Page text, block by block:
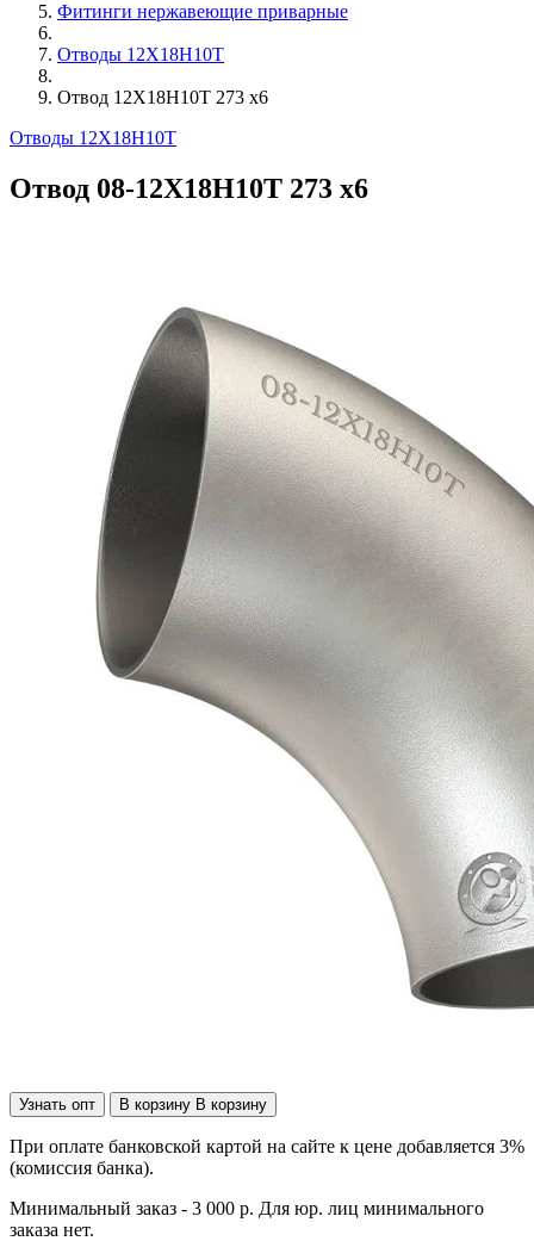
Фитинги нержавеющие приварные
Отводы 12Х18Н10Т
Отвод 12Х18Н10Т 273 х6
Отводы 12Х18Н10Т
Отвод 08-12Х18Н10Т 273 х6
Узнать опт В корзину В корзину
При оплате банковской картой на сайте к цене добавляется 3%
(комиссия банка).
Минимальный заказ - 3 000 р. Для юр. лиц минимального
заказа нет.